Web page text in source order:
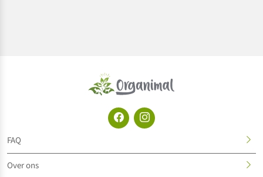
FAQ
Over ons